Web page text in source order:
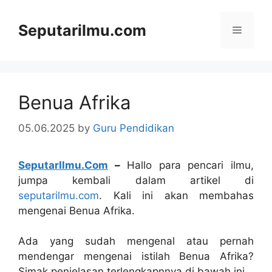
contentSeputarilmu.com Menu
Benua Afrika
05.06.2025 by Guru Pendidikan
SeputarIlmu.Com –Hallo para pencari ilmu,
jumpa kembali dalam artikel di
seputarilmu.com. Kali ini akan membahas
mengenai Benua Afrika.
Ada yang sudah mengenal atau pernah
mendengar mengenai istilah Benua Afrika?